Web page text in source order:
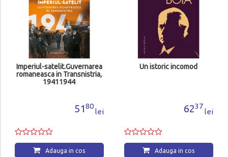
Imperiul-satelit.Guvernarea
romaneasca in Transnistria,
19411944
5180
lei
Adauga in cos
Un istoric incomod
6237
lei
Adauga in cos